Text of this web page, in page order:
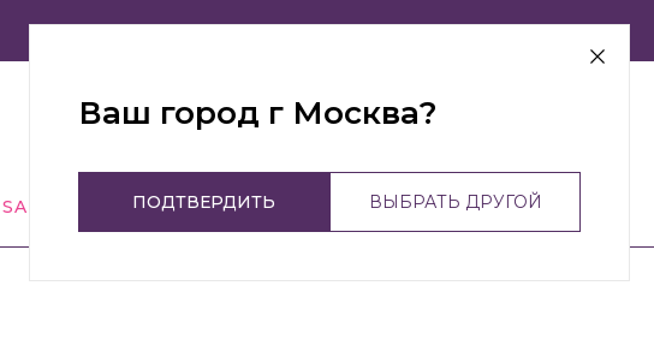
г Москва
SALE
Ваш город г Москва?
ПОДТВЕРДИТЬ ВЫБРАТЬ ДРУГОЙ